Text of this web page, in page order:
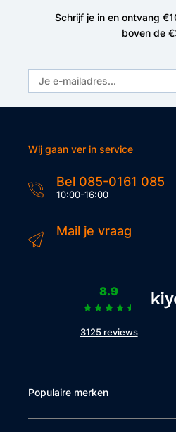
Schrijf je in en ontvang
boven de
Wij gaan ver in service
Bel 085-0161 085
10:00-16:00
Mail je vraag
8.9
3125 reviews
Populaire merken